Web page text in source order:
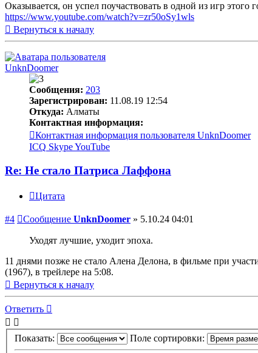
Оказывается, он успел поучаствовать в одной из игр этого
https://www.youtube.com/watch?v=zr50oSy1wls
Вернуться к началу
UnknDoomer
Сообщения: 203
Зарегистрирован: 11.08.19 12:54
Откуда: Алматы
Контактная информация:
Контактная информация пользователя UnknDoomer
ICQ SkypeYouTube
Re: Не стало Патриса Лаффона
Цитата
#4 Сообщение UnknDoomer » 5.10.24 04:01
Уходят лучшие, уходит эпоха.
11 днями позже не стало Алена Делона, в фильме при
(1967), в трейлере на 5:08.
Вернуться к началу
Ответить
Показать: Поле сортировки: